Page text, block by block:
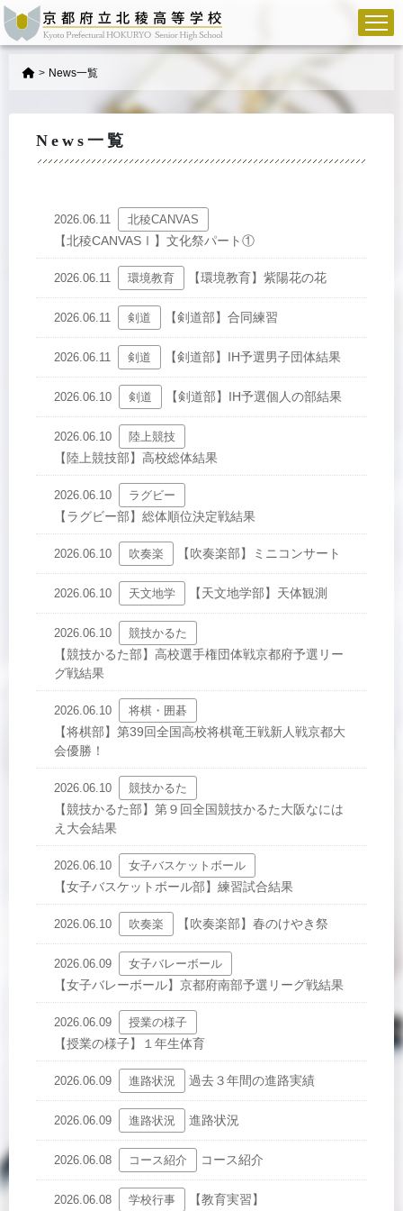
> News一覧
News一覧
2026.06.11 北稜CANVAS
【北稜CANVASⅠ】文化祭パート①
2026.06.11 環境教育 【環境教育】紫陽花の花
2026.06.11 剣道 【剣道部】合同練習
2026.06.11 剣道 【剣道部】IH予選男子団体結果
2026.06.10 剣道 【剣道部】IH予選個人の部結果
2026.06.10 陸上競技
【陸上競技部】高校総体結果
2026.06.10 ラグビー
【ラグビー部】総体順位決定戦結果
2026.06.10 吹奏楽 【吹奏楽部】ミニコンサート
2026.06.10 天文地学 【天文地学部】天体観測
2026.06.10 競技かるた
【競技かるた部】高校選手権団体戦京都府予選リー
グ戦結果
2026.06.10 将棋・囲碁
【将棋部】第39回全国高校将棋竜王戦新人戦京都大
会優勝！
2026.06.10 競技かるた
【競技かるた部】第９回全国競技かるた大阪なには
え大会結果
2026.06.10 女子バスケットボール
【女子バスケットボール部】練習試合結果
2026.06.10 吹奏楽 【吹奏楽部】春のけやき祭
2026.06.09 女子バレーボール
【女子バレーボール】京都府南部予選リーグ戦結果
2026.06.09 授業の様子
【授業の様子】１年生体育
2026.06.09 進路状況 過去３年間の進路実績
2026.06.09 進路状況 進路状況
2026.06.08 コース紹介 コース紹介
2026.06.08 学校行事 【教育実習】